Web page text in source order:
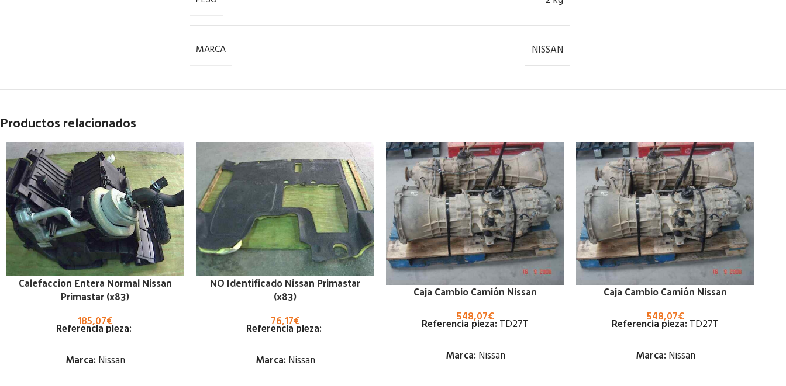
MARCA NISSAN
Productos relacionados
Calefaccion Entera Normal Nissan
Primastar (x83)
185,07€
Referencia pieza:
Marca: Nissan
NO Identificado Nissan Primastar
(x83)
76,17€
Referencia pieza:
Marca: Nissan
Caja Cambio Camión Nissan
548,07€
Referencia pieza: TD27T
Marca: Nissan
Caja Cambio Camión Nissan
548,07€
Referencia pieza: TD27T
Marca: Nissan